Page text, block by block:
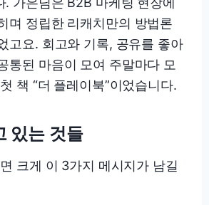
며 정립한 리캐치만의 방법론
고요. 회고와 기록, 공유를 좋아
통된 마음이 모여 주말마다 모
책 “더 플레이북”이었습니다.
있는 것들
크게 이 3가지 메시지가 남길